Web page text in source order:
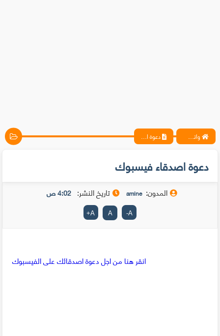
واتس آب ، فيسبوك ، أنترنت ، شروحات تقنية حصرية - المحترف دعوة اصدقاء فيسبوك
دعوة اصدقاء فيسبوك
المدون: amine تاريخ النشر: 4:02 ص
A
-
A
A
+
انقر هنا من اجل دعوة اصدقائك على الفيسبوك